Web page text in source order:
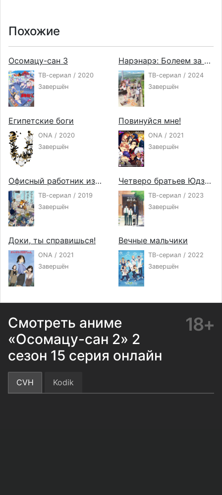
Похожие
Осомацу-сан 3
ТВ-сериал / 2020
Завершён
Нарэнарэ: Болеем за вас!
ТВ-сериал / 2024
Завершён
Египетские боги
ONA / 2020
Завершён
Повинуйся мне!
ONA / 2021
Завершён
Офисный работник из Африки
ТВ-сериал / 2019
Завершён
Четверо братьев Юдзуки
ТВ-сериал / 2023
Завершён
Доки, ты справишься!
ONA / 2021
Завершён
Вечные мальчики
ТВ-сериал / 2022
Завершён
Смотреть аниме
«Осомацу-сан 2» 2
сезон 15 серия онлайн
18+
CVH Kodik